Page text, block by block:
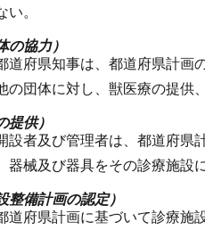
。
の協力）
道府県知事は、都道府県計画
の団体に対し、獣医療の提供
提供）
設者及び管理者は、都道府県
器械及び器具をその診療施設
整備計画の認定）
道府県計画に基づいて診療施